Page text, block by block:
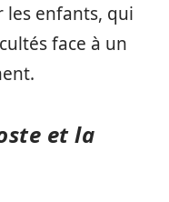
enfants, qui
face à un
et la